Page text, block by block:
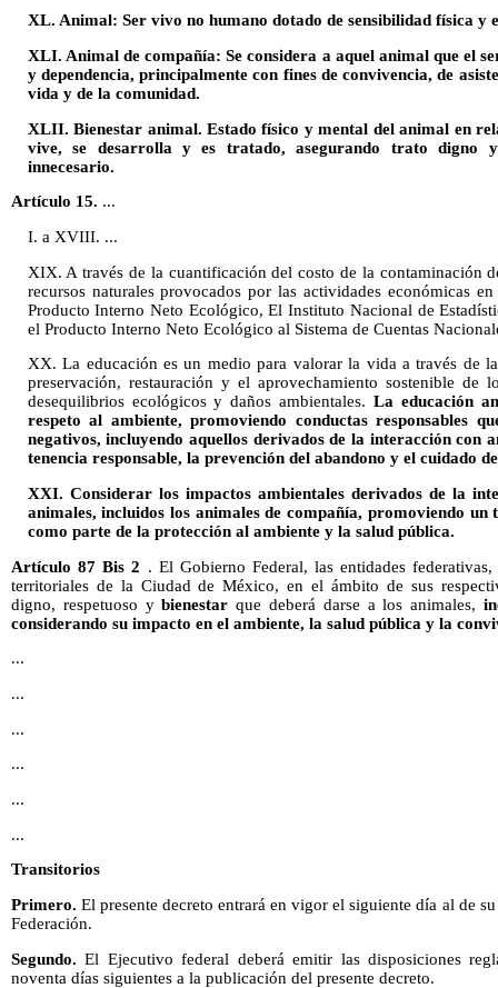
XL. Animal: Ser vivo no humano dotado de sensibilidad física y
XLI. Animal de compañía: Se considera a aquel animal que el
y dependencia, principalmente con fines de convivencia, de
vida y de la comunidad.
XLII. Bienestar animal. Estado físico y mental del animal en
vive, se desarrolla y es tratado, asegurando trato digno
innecesario.
Artículo 15. ...
I. a XVIII. ...
XIX. A través de la cuantificación del costo de la contaminación
recursos naturales provocados por las actividades económicas
Producto Interno Neto Ecológico, El Instituto Nacional de
el Producto Interno Neto Ecológico al Sistema de Cuentas
XX. La educación es un medio para valorar la vida a través de
preservación, restauración y el aprovechamiento sostenible de
desequilibrios ecológicos y daños ambientales. La educación
respeto al ambiente, promoviendo conductas responsables
negativos, incluyendo aquellos derivados de la interacción con
tenencia responsable, la prevención del abandono y el cuidado
XXI. Considerar los impactos ambientales derivados de la
animales, incluidos los animales de compañía, promoviendo
como parte de la protección al ambiente y la salud pública.
Artículo 87 Bis 2 . El Gobierno Federal, las entidades
territoriales de la Ciudad de México, en el ámbito de sus
digno, respetuoso ybienestar que deberá darse a los animales,
considerando su impacto en el ambiente, la salud pública y la
...
...
...
...
...
...
Transitorios
Primero. El presente decreto entrará en vigor el siguiente día al de
Federación.
Segundo. El Ejecutivo federal deberá emitir las disposiciones
noventa días siguientes a la publicación del presente decreto.